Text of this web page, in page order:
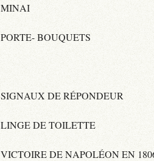
MINAI
PORTE- BOUQUETS
SIGNAUX DE RÉPONDEUR
LINGE DE TOILETTE
VICTOIRE DE NAPOLÉON EN